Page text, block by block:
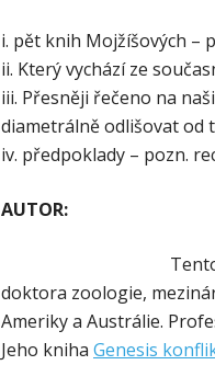
i. pět knih Mojžíšových –
ii. Který vychází ze
iii. Přesněji řečeno na
diametrálně odlišovat od
iv. předpoklady – pozn.
AUTOR:
doktora zoologie,
Ameriky a Austrálie.
Jeho kniha Genesis